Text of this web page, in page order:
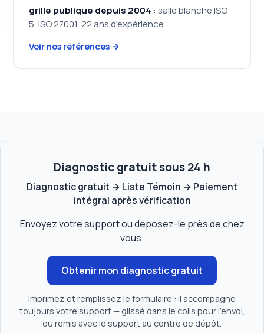
grille publique depuis 2004 : salle blanche ISO
5, ISO 27001, 22 ans d'expérience.
Voir nos références →
Diagnostic gratuit sous 24 h
Diagnostic gratuit → Liste Témoin → Paiement
intégral après vérification
Envoyez votre support ou déposez-le près de chez
vous.
Obtenir mon diagnostic gratuit
Imprimez et remplissez le formulaire : il accompagne
toujours votre support — glissé dans le colis pour l'envoi,
ou remis avec le support au centre de dépôt.